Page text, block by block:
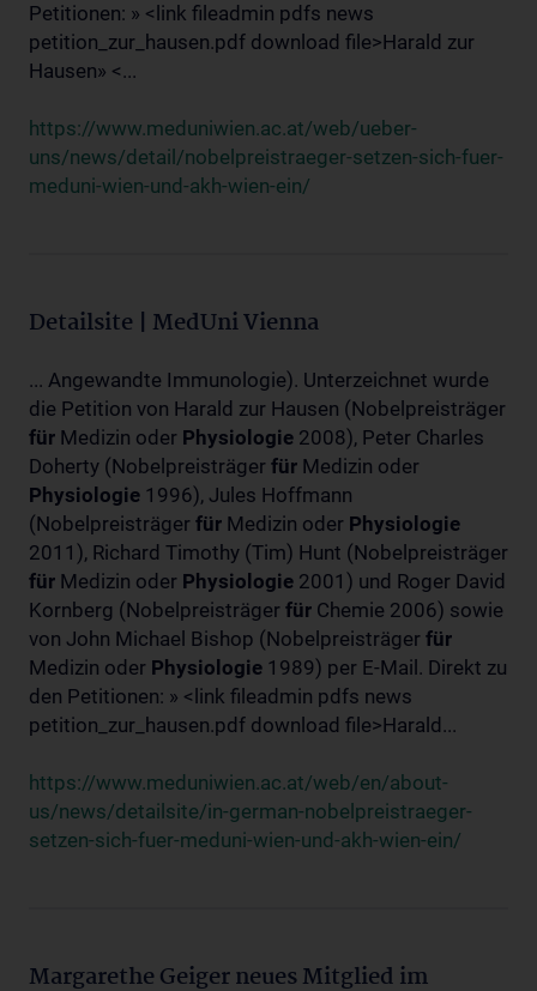
Petitionen: » <link fileadmin pdfs news
petition_zur_hausen.pdf download file>Harald zur
Hausen» <...
https://www.meduniwien.ac.at/web/ueber-
uns/news/detail/nobelpreistraeger-setzen-sich-fuer-
meduni-wien-und-akh-wien-ein/
Detailsite | MedUni Vienna
... Angewandte Immunologie). Unterzeichnet wurde
die Petition von Harald zur Hausen (Nobelpreisträger
für Medizin oder Physiologie 2008), Peter Charles
Doherty (Nobelpreisträger für Medizin oder
Physiologie 1996), Jules Hoffmann
(Nobelpreisträger für Medizin oder Physiologie
2011), Richard Timothy (Tim) Hunt (Nobelpreisträger
für Medizin oder Physiologie 2001) und Roger David
Kornberg (Nobelpreisträger für Chemie 2006) sowie
von John Michael Bishop (Nobelpreisträger für
Medizin oder Physiologie 1989) per E-Mail. Direkt zu
den Petitionen: » <link fileadmin pdfs news
petition_zur_hausen.pdf download file>Harald...
https://www.meduniwien.ac.at/web/en/about-
us/news/detailsite/in-german-nobelpreistraeger-
setzen-sich-fuer-meduni-wien-und-akh-wien-ein/
Margarethe Geiger neues Mitglied im